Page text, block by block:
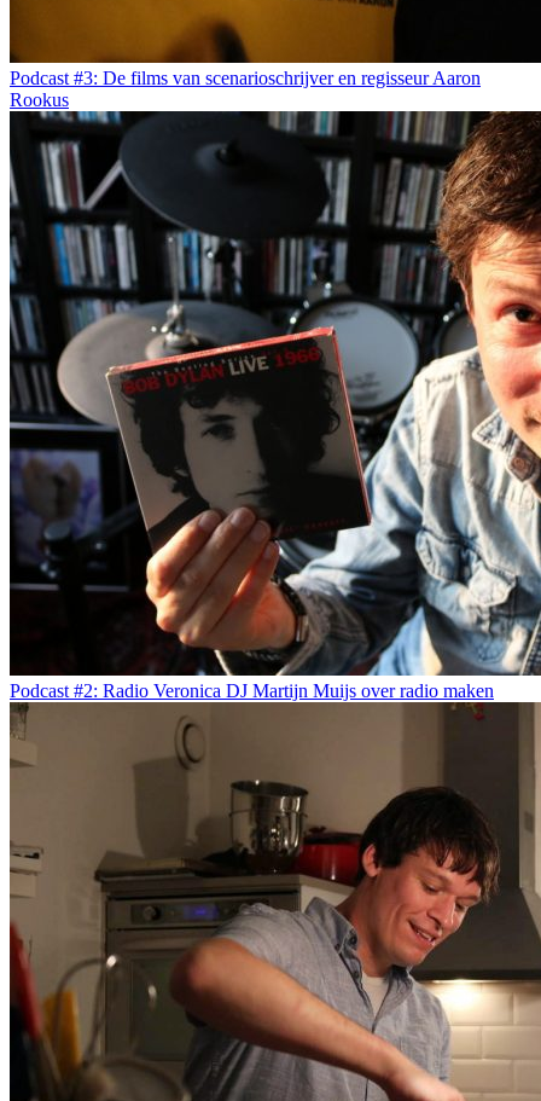
Podcast #3: De films van scenarioschrijver en regisseur Aaron
Rookus
Podcast #2: Radio Veronica DJ Martijn Muijs over radio maken